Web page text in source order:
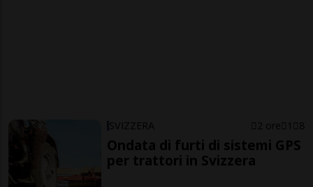
SVIZZERA 2 ore 1 8
Ondata di furti di sistemi GPS
per trattori in Svizzera